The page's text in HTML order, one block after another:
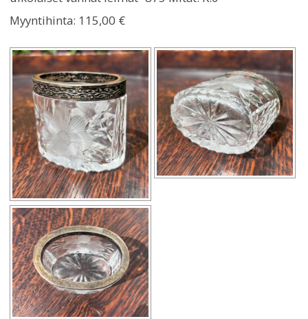
Myyntihinta: 115,00 €